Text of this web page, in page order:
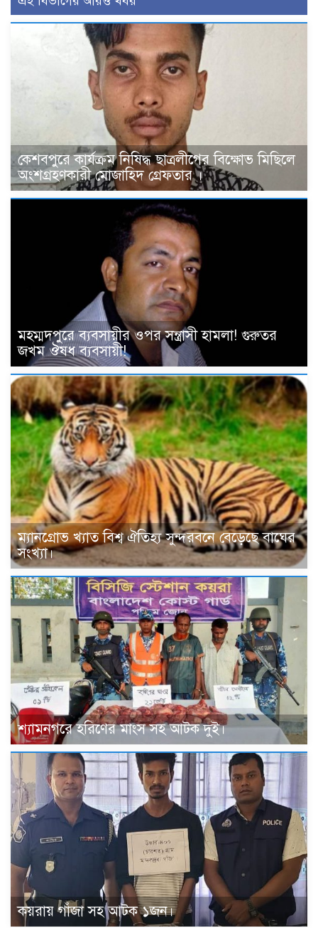
কেশবপুরে কার্যক্রম নিষিদ্ধ ছাত্রলীগের বিক্ষোভ মিছিলে
অংশগ্রহণকারী মোজাহিদ গ্রেফতার ।
মহম্মদপুরে ব্যবসায়ীর ওপর সন্ত্রাসী হামলা! গুরুতর
জখম ঔষধ ব্যবসায়ী!
ম্যানগ্রোভ খ্যাত বিশ্ব ঐতিহ্য সুন্দরবনে বেড়েছে বাঘের
সংখ্যা।
শ্যামনগরে হরিণের মাংস সহ আটক দুই।
কয়রায় গাঁজা সহ আটক ১জন।